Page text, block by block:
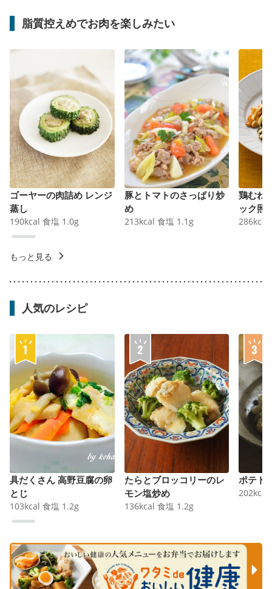
脂質控えめでお肉を楽しみたい
ゴーヤーの肉詰め レンジ
蒸し
190kcal 食塩 1.0g
豚とトマトのさっぱり炒
め
213kcal 食塩 1.1 g
鶏むね
ック照
286kcal
もっと見る
人気のレシピ
具だくさん 高野豆腐の卵
とじ
103kcal 食塩 1.2g
たらとブロッコリーのレ
モン塩炒め
136kcal 食塩 1.2g
ポテト
202kcal